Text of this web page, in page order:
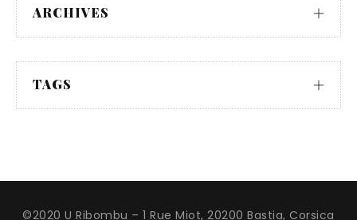
ARCHIVES
TAGS
©2020 U Ribombu – 1 Rue Miot, 20200 Bastia, Corsica